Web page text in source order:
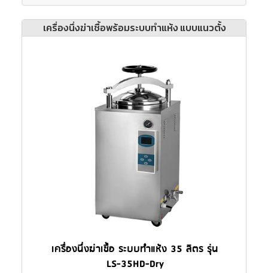
เครื่องนึ่งฆ่าเชื้อพร้อมระบบทำแห้ง แบบแนวตั้ง
เครื่องนึ่งฆ่าเชื้อ ระบบทำแห้ง 35 ลิตร รุ่น
LS-35HD-Dry